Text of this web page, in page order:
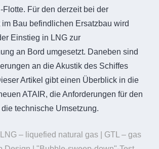
Flotte. Für den derzeit bei der
im Bau befindlichen Ersatzbau wird
Einstieg in LNG zur
an Bord umgesetzt. Daneben sind
an die Akustik des Schiffes
Artikel gibt einen Überblick in die
ATAIR, die Anforderungen für den
technische Umsetzung.
– liquefied natural gas | GTL – gas